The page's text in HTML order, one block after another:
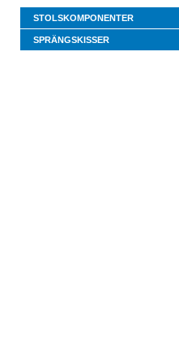
STOLSKOMPONENTER
SPRÄNGSKISSER